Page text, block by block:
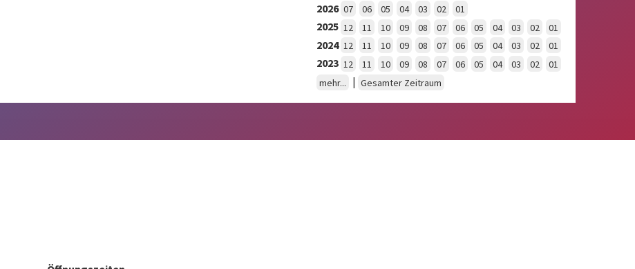
2026 07 06 05 04 03 02 01
2025 12 11 10 09 08 07 06 05 04 03 02 01
2024 12 11 10 09 08 07 06 05 04 03 02 01
2023 12 11 10 09 08 07 06 05 04 03 02
01
mehr...
| Gesamter Zeitraum